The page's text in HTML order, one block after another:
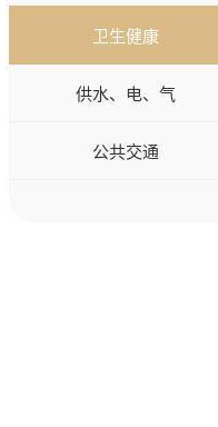
卫生健康
供水、电、气
公共交通